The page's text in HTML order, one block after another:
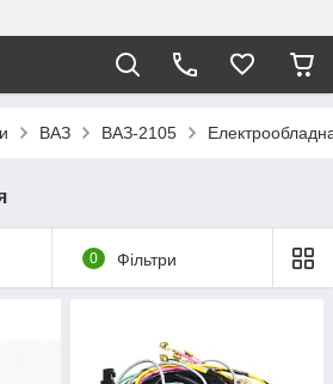
ВАЗ ВАЗ-2105
0 Фільтри